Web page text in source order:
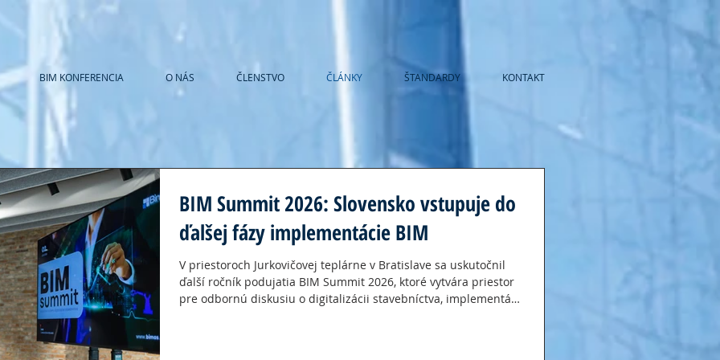
BIM KONFERENCIA O NÁS ČLENSTVO ČLÁNKY ŠTANDARDY KONTAKT
BIM Summit 2026: Slovensko vstupuje do
ďalšej fázy implementácie BIM
V priestoroch Jurkovičovej teplárne v Bratislave sa uskutočnil
ďalší ročník podujatia BIM Summit 2026, ktoré vytvára priestor
pre odbornú diskusiu o digitalizácii stavebníctva, implementácii